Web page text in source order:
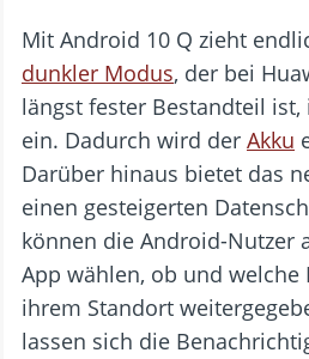
Mit Android 10 Q zieht
dunkler Modus, der bei
längst fester Bestandteil
ein. Dadurch wird der Akku
Darüber hinaus bietet das
einen gesteigerten
können die Android-Nutzer
App wählen, ob und
ihrem Standort
lassen sich die